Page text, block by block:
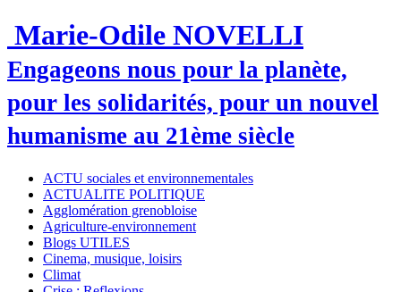
Marie-Odile NOVELLI
Engageons nous pour la planète,
pour les solidarités, pour un nouvel
humanisme au 21ème siècle
ACTU sociales et environnementales
ACTUALITE POLITIQUE
Agglomération grenobloise
Agriculture-environnement
Blogs UTILES
Cinema, musique, loisirs
Climat